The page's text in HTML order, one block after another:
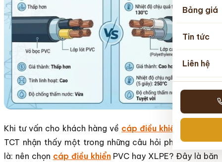
Bảng giá
Tin tức
Liên hệ
Khi tư vấn cho khách hàng về cáp điều khiển
TCT nhận thấy một trong những câu hỏi phổ biến nhất
là: nên chọn cáp điều khiểnPVC hay XLPE? Đây là băn